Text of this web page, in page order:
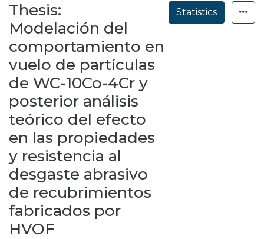
Depósito
Thesis:
Modelación del
comportamiento en
vuelo de partículas
de WC-10Co-4Cr y
posterior análisis
teórico del efecto
en las propiedades
y resistencia al
desgaste abrasivo
de recubrimientos
fabricados por
HVOF
Statistics